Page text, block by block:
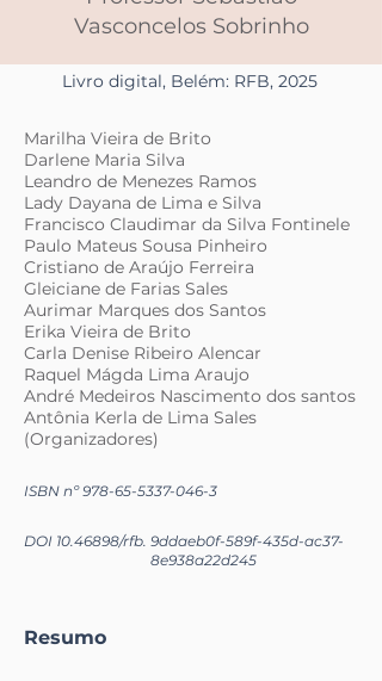
Vasconcelos Sobrinho
Livro digital, Belém: RFB, 2025
Marilha Vieira de Brito
Darlene Maria Silva
Leandro de Menezes Ramos
Lady Dayana de Lima e Silva
Francisco Claudimar da Silva Fontinele
Paulo Mateus Sousa Pinheiro
Cristiano de Araújo Ferreira
Gleiciane de Farias Sales
Aurimar Marques dos Santos
Erika Vieira de Brito
Carla Denise Ribeiro Alencar
Raquel Mágda Lima Araujo
André Medeiros Nascimento dos santos
Antônia Kerla de Lima Sales
(Organizadores)
ISBN nº978-65-5337-046-3
DOI 10.46898/rfb. 9ddaeb0f-589f-435d-ac37-
8e938a22d245
Resumo